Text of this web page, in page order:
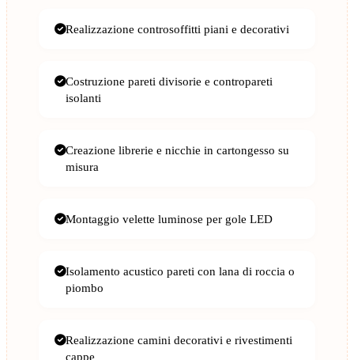
Realizzazione controsoffitti piani e decorativi
Costruzione pareti divisorie e contropareti
isolanti
Creazione librerie e nicchie in cartongesso su
misura
Montaggio velette luminose per gole LED
Isolamento acustico pareti con lana di roccia o
piombo
Realizzazione camini decorativi e rivestimenti
cappe